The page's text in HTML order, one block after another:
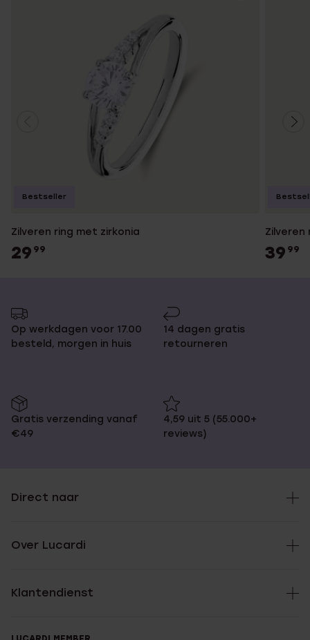
Zilveren ring met zirkonia
29 99
Bestseller
Zilveren
39 99
Op werkdagen voor 17.00
besteld, morgen in huis
14 dagen gratis
retourneren
Gratis verzending vanaf
€49
4,59 uit 5 (55.000+
reviews)
Direct naar
Over Lucardi
Klantendienst